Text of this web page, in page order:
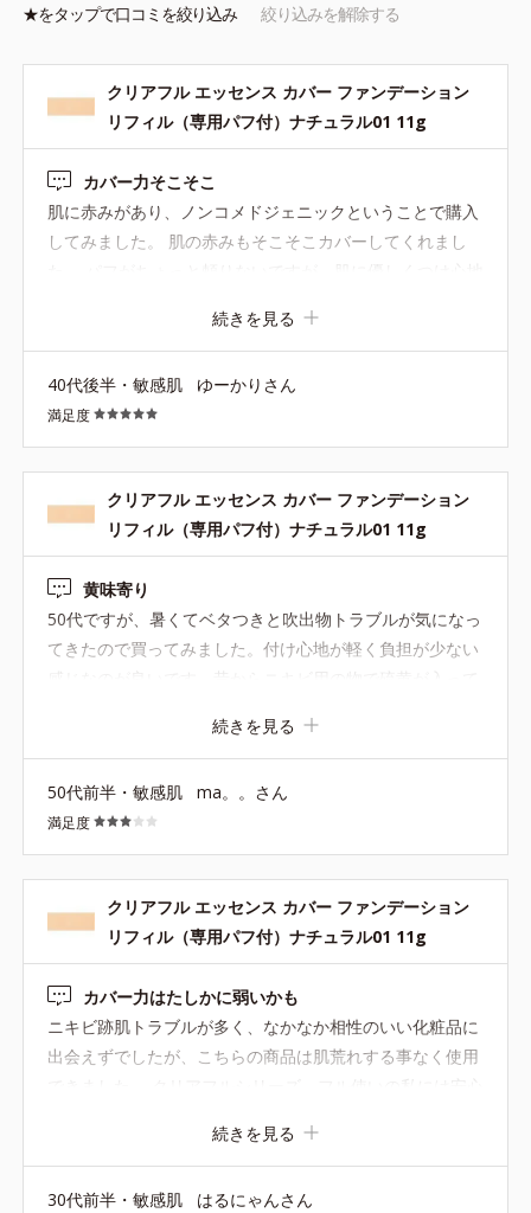
★をタップで口コミを絞り込み 絞り込みを解除する
クリアフル エッセンス カバー ファンデーション
リフィル（専用パフ付）ナチュラル01 11g
カバー力そこそこ
肌に赤みがあり、ノンコメドジェニックということで購入
してみました。 肌の赤みもそこそこカバーしてくれまし
えたので、ニキビ肌以外の方で赤みがある方でも良いかな
と思いました。 （下地はスムースキープベースで赤みがト
ーンアップ効果で気になりにくくなりました。） サンプル
があればいいなと思います。
続きを見る
40代後半・敏感肌 ゆーかりさん
満足度
クリアフル エッセンス カバー ファンデーション
リフィル（専用パフ付）ナチュラル01 11g
黄味寄り
50代ですが、暑くてベタつきと吹出物トラブルが気になっ
てきたので買ってみました。付け心地が軽く負担が少ない
配も無く使えています。 ただ色は私には黄味が強かったで
す。フロッキーパフなので薄く付ける程度で正解なのかも
しれませんが、私の場合しっかり肌をカバーする量は付け
られない色でした。合わなかったらフェイスパウダー程度
に薄く付けようと思って明るい方の色にしておいてよかっ
たです。もう少しピンク寄りの色もほしいです。 合うかわ
からないのでとりあえずレフィルのみにしましたが、今の
ところ家を出る前だけ使っているので、レフィルが入って
続きを見る
50代前半・敏感肌 ma。。さん
満足度
クリアフル エッセンス カバー ファンデーション
リフィル（専用パフ付）ナチュラル01 11g
カバー力はたしかに弱いかも
ニキビ跡肌トラブルが多く、なかなか相性のいい化粧品に
出会えずでしたが、こちらの商品は肌荒れする事なく使用
できました。 クリアフルシリーズ、フル使いの私には安心
きたニキビ跡は、見えなくなります。 パウダーと一緒に使
うとよりいいです。
続きを見る
30代前半・敏感肌 はるにゃんさん